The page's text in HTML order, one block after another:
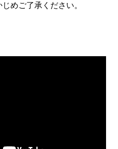
めご了承ください。